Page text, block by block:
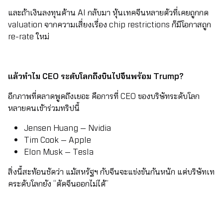
และถ้าเงินลงทุนด้าน AI กลับมา หุ้นเทคจีนหลายตัวที่เคยถูกกด
valuation จากความเสี่ยงเรื่อง chip restrictions ก็มีโอกาสถูก
re-rate ใหม่
แล้วทำไม CEO ระดับโลกถึงบินไปจีนพร้อม Trump?
อีกภาพที่ตลาดพูดถึงเยอะ คือการที่ CEO ของบริษัทระดับโลก
หลายคนเข้าร่วมทริปนี้
Jensen Huang — Nvidia
Tim Cook — Apple
Elon Musk — Tesla
สิ่งนี้สะท้อนชัดว่า แม้สหรัฐฯ กับจีนจะแข่งขันกันหนัก แต่บริษัทเท
คระดับโลกยัง “ตัดจีนออกไม่ได้”